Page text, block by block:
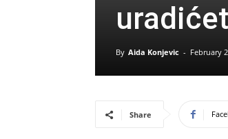
By Aida Konjevic - February
Share